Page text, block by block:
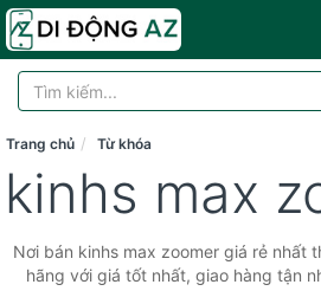
Trang chủ Từ khóa
kinhs max
Nơi bán kinhs max zoomer giá rẻ nhất
hãng với giá tốt nhất, giao hàng tận